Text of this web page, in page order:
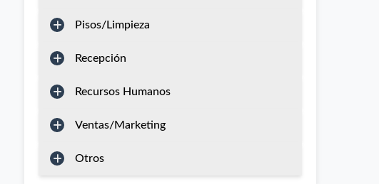
Pisos/Limpieza
Recepción
Recursos Humanos
Ventas/Marketing
Otros